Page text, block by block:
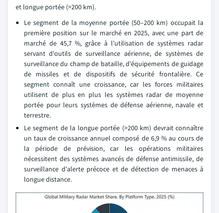
et longue portée (>200 km).
Le segment de la moyenne portée (50–200 km) occupait la
première position sur le marché en 2025, avec une part de
marché de 45,7 %, grâce à l'utilisation de systèmes radar
servant d'outils de surveillance aérienne, de systèmes de
surveillance du champ de bataille, d'équipements de guidage
de missiles et de dispositifs de sécurité frontalière. Ce
segment connaît une croissance, car les forces militaires
utilisent de plus en plus les systèmes radar de moyenne
portée pour leurs systèmes de défense aérienne, navale et
terrestre.
Le segment de la longue portée (>200 km) devrait connaître
un taux de croissance annuel composé de 6,9 % au cours de
la période de prévision, car les opérations militaires
nécessitent des systèmes avancés de défense antimissile, de
surveillance d'alerte précoce et de détection de menaces à
longue distance.